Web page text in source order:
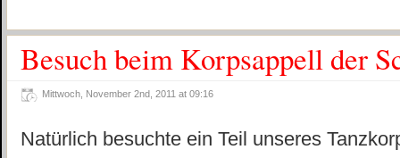
Besuch beim Korpsappell der
Mittwoch, November 2nd, 2011 at 09:16
Natürlich besuchte ein Teil unseres